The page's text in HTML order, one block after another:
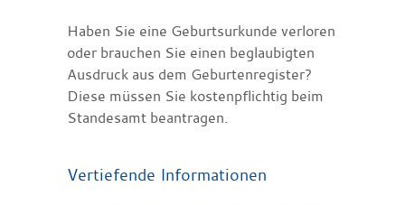
Haben Sie eine Geburtsurkunde verloren
oder brauchen Sie einen beglaubigten
Ausdruck aus dem Geburtenregister?
Diese müssen Sie kostenpflichtig beim
Standesamt beantragen.
Vertiefende Informationen